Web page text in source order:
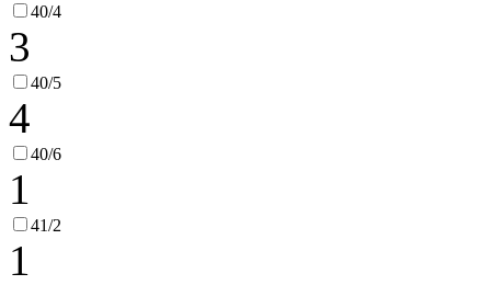
40/4
3
40/5
4
40/6
1
41/2
1